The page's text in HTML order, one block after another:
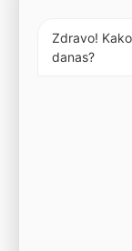
Zdravo!
danas?